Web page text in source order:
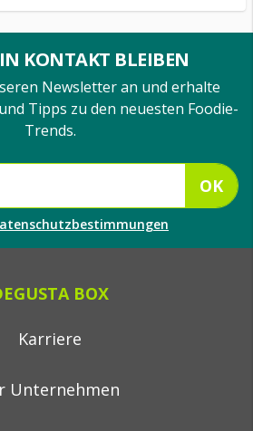
KONTAKT BLEIBEN
Newsletter an und erhalte
Tipps zu den neuesten Foodie-
Trends.
OK
BOX
Karriere
Unternehmen